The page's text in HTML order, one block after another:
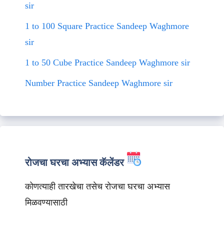
sir
1 to 100 Square Practice Sandeep Waghmore
sir
1 to 50 Cube Practice Sandeep Waghmore sir
Number Practice Sandeep Waghmore sir
रोजचा घरचा अभ्यास कॅलेंडर
कोणत्याही तारखेचा तसेच रोजचा घरचा अभ्यास
मिळवण्यासाठी